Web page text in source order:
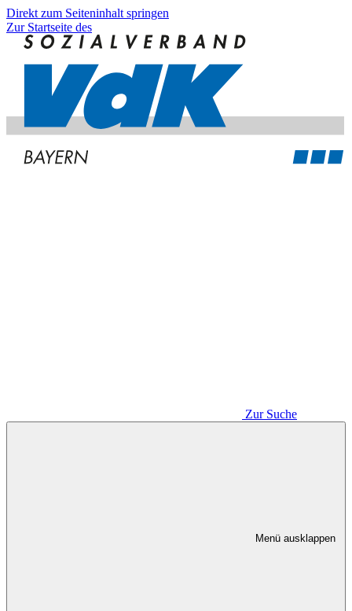
Direkt zum Seiteninhalt springen
Zur Startseite des
Zur Suche
Menü ausklappen